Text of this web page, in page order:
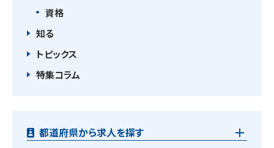
資格
知る
トピックス
特集コラム
都道府県から求人を探す